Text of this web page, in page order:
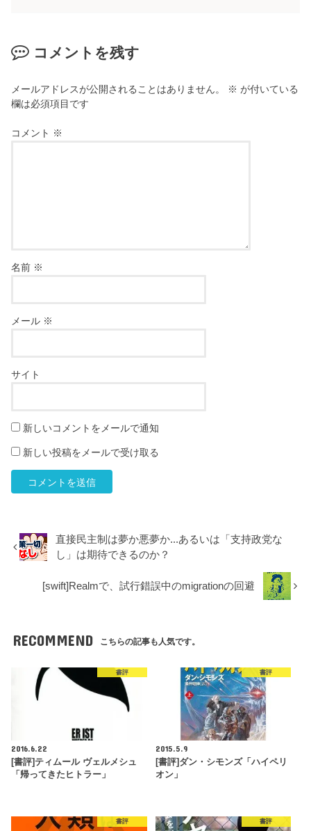
コメントを残す
メールアドレスが公開されることはありません。 ※ が付いている
欄は必須項目です
コメント ※
名前 ※
メール ※
サイト
新しいコメントをメールで通知
新しい投稿をメールで受け取る
直接民主制は夢か悪夢か...あるいは「支持政党な
し」は期待できるのか？
[swift]Realmで、試行錯誤中のmigrationの回避
RECOMMEND こちらの記事も人気です。
書評
2016.6.22
[書評]ティムール ヴェルメシュ
「帰ってきたヒトラー」
書評
2015.5.9
[書評]ダン・シモンズ「ハイペリ
オン」
書評 書評